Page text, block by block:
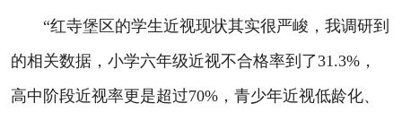
“红寺堡区的学生近视现状其实很严峻，我调研到
的相关数据，小学六年级近视不合格率到了31.3%，
高中阶段近视率更是超过70%，青少年近视低龄化、